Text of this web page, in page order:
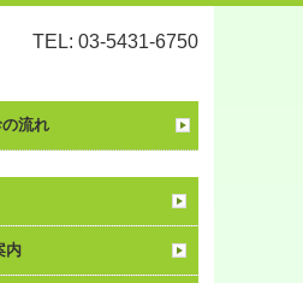
TEL: 03-5431-6750
流れ
内